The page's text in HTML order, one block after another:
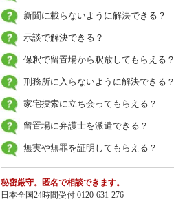
新聞に載らないように解決できる？
示談で解決できる？
保釈で留置場から釈放してもらえる？
刑務所に入らないように解決できる？
家宅捜索に立ち会ってもらえる？
留置場に弁護士を派遣できる？
無実や無罪を証明してもらえる？
秘密厳守。匿名で相談できます。
日本全国24時間受付 0120-631-276